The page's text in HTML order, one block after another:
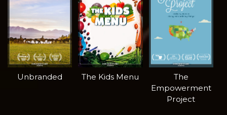
Unbranded The Kids Menu
The
Empowerment
Project